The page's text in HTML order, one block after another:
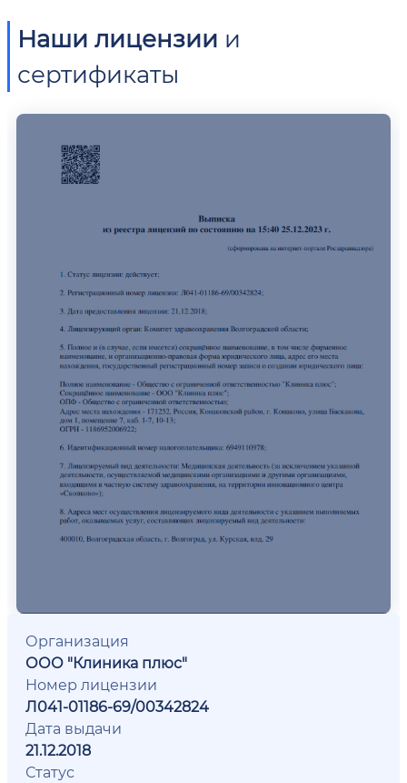
Наши лицензии и
сертификаты
Организация
ООО "Клиника плюс"
Номер лицензии
Л041-01186-69/00342824
Дата выдачи
21.12.2018
Статус